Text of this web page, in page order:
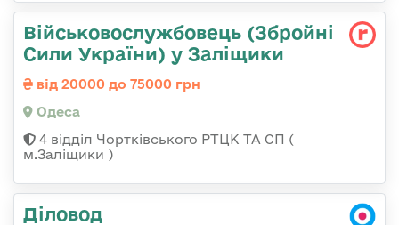
Військовослужбовець (Збройні
Сили України) у Заліщики
від 20000 до 75000 грн
Одеса
4 відділ Чортківського РТЦК ТА СП (
м.Заліщики )
Діловод